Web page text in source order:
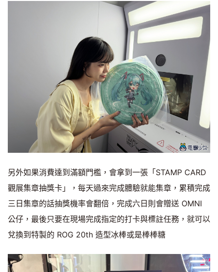
另外如果消費達到滿額門檻，會拿到一張「STAMP CARD
觀展集章抽獎卡」，每天過來完成體驗就能集章，累積完成
三日集章的話抽獎機率會翻倍，完成六日則會贈送 OMNI
公仔，最後只要在現場完成指定的打卡與標註任務，就可以
兌換到特製的 ROG 20th 造型冰棒或是棒棒糖